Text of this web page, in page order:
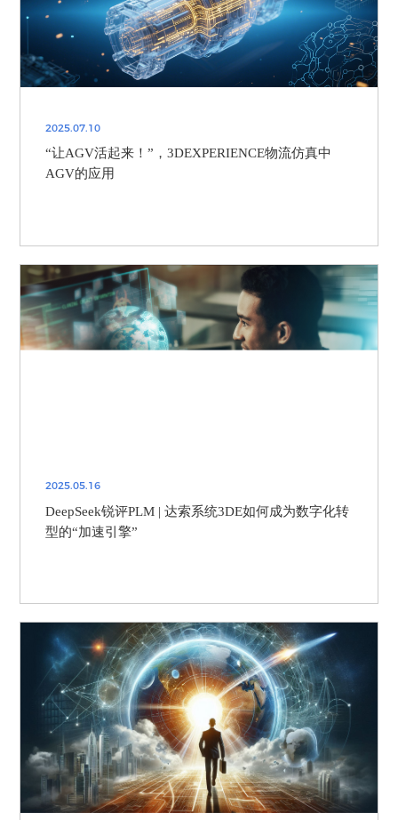
2025.07.10
“让AGV活起来！”，3DEXPERIENCE物流仿真中
AGV的应用
2025.05.16
DeepSeek锐评PLM | 达索系统3DE如何成为数字化转
型的“加速引擎”